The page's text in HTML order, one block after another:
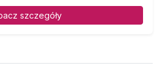
szczegóły